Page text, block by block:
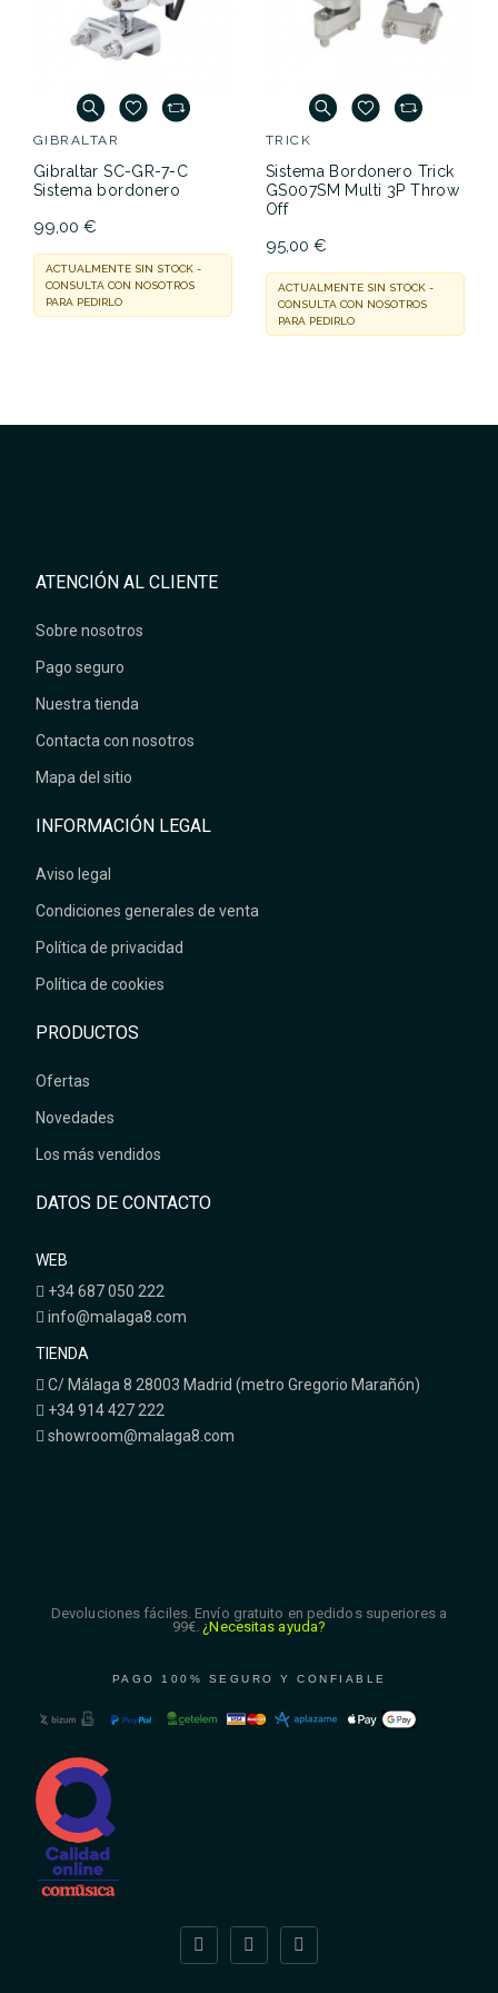
No hay características para comparar
GIBRALTAR
Gibraltar SC-GR-7-C
Sistema bordonero
99,00 €
ACTUALMENTE SIN STOCK -
CONSULTA CON NOSOTROS
PARA PEDIRLO
TRICK
Sistema Bordonero Trick
GS007SM Multi 3P Throw
Off
95,00 €
ACTUALMENTE SIN STOCK -
CONSULTA CON NOSOTROS
PARA PEDIRLO
ATENCIÓN AL CLIENTE
Sobre nosotros
Pago seguro
Nuestra tienda
Contacta con nosotros
Mapa del sitio
INFORMACIÓN LEGAL
Aviso legal
Condiciones generales de venta
Política de privacidad
Política de cookies
PRODUCTOS
Ofertas
Novedades
Los más vendidos
DATOS DE CONTACTO
WEB
+34 687 050 222
info@malaga8.com
TIENDA
C/ Málaga 8 28003 Madrid (metro Gregorio Marañón)
+34 914 427 222
showroom@malaga8.com
Devoluciones fáciles. Envío gratuito en pedidos superiores a
99€. ¿Necesitas ayuda?
PAGO 100% SEGURO Y CONFIABLE